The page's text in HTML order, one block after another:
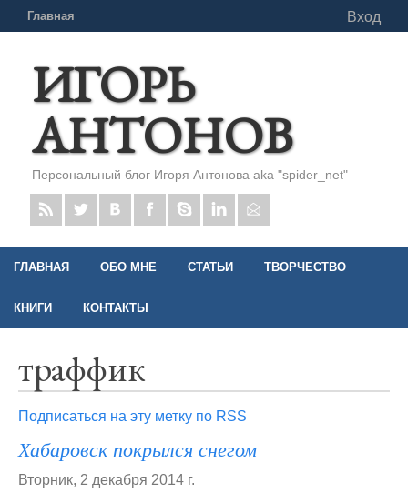
Главная Вход
ИГОРЬ
АНТОНОВ
Персональный блог Игоря Антонова aka "spider_net"
ГЛАВНАЯ ОБО МНЕ СТАТЬИ ТВОРЧЕСТВО
КНИГИ КОНТАКТЫ
траффик
Подписаться на эту метку по RSS
Хабаровск покрылся снегом
Вторник, 2 декабря 2014 г.